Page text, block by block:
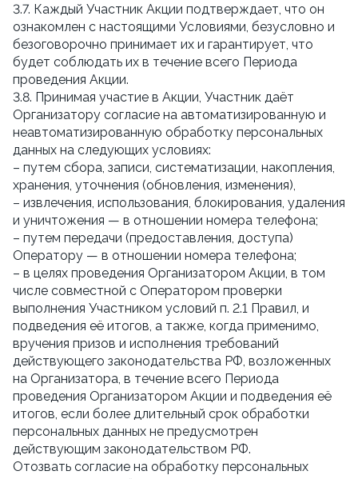
3.7. Каждый Участник Акции подтверждает, что он
ознакомлен с настоящими Условиями, безусловно и
безоговорочно принимает их и гарантирует, что
будет соблюдать их в течение всего Периода
проведения Акции.
3.8. Принимая участие в Акции, Участник даёт
Организатору согласие на автоматизированную и
неавтоматизированную обработку персональных
данных на следующих условиях:
– путем сбора, записи, систематизации, накопления,
хранения, уточнения (обновления, изменения),
– извлечения, использования, блокирования, удаления
и уничтожения — в отношении номера телефона;
– путем передачи (предоставления, доступа)
Оператору — в отношении номера телефона;
– в целях проведения Организатором Акции, в том
числе совместной с Оператором проверки
выполнения Участником условий п. 2.1 Правил, и
подведения её итогов, а также, когда применимо,
вручения призов и исполнения требований
действующего законодательства РФ, возложенных
на Организатора, в течение всего Периода
проведения Организатором Акции и подведения её
итогов, если более длительный срок обработки
персональных данных не предусмотрен
действующим законодательством РФ.
Отозвать согласие на обработку персональных